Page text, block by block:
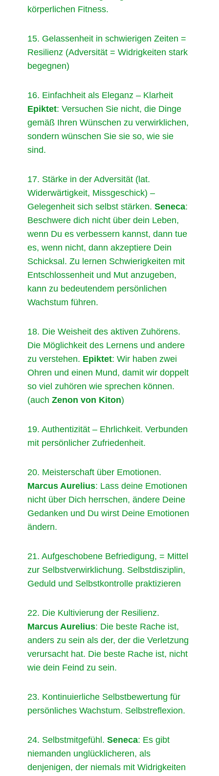
körperlichen Fitness.
15. Gelassenheit in schwierigen Zeiten =
Resilienz (Adversität = Widrigkeiten stark
begegnen)
16. Einfachheit als Eleganz – Klarheit
Epiktet: Versuchen Sie nicht, die Dinge
gemäß Ihren Wünschen zu verwirklichen,
sondern wünschen Sie sie so, wie sie
sind.
17. Stärke in der Adversität (lat.
Widerwärtigkeit, Missgeschick) –
Gelegenheit sich selbst stärken. Seneca:
Beschwere dich nicht über dein Leben,
wenn Du es verbessern kannst, dann tue
es, wenn nicht, dann akzeptiere Dein
Schicksal. Zu lernen Schwierigkeiten mit
Entschlossenheit und Mut anzugeben,
kann zu bedeutendem persönlichen
Wachstum führen.
18. Die Weisheit des aktiven Zuhörens.
Die Möglichkeit des Lernens und andere
zu verstehen. Epiktet: Wir haben zwei
Ohren und einen Mund, damit wir doppelt
so viel zuhören wie sprechen können.
(auch Zenon von Kiton)
19. Authentizität – Ehrlichkeit. Verbunden
mit persönlicher Zufriedenheit.
20. Meisterschaft über Emotionen.
Marcus Aurelius: Lass deine Emotionen
nicht über Dich herrschen, ändere Deine
Gedanken und Du wirst Deine Emotionen
ändern.
21. Aufgeschobene Befriedigung, = Mittel
zur Selbstverwirklichung. Selbstdisziplin,
Geduld und Selbstkontrolle praktizieren
22. Die Kultivierung der Resilienz.
Marcus Aurelius: Die beste Rache ist,
anders zu sein als der, der die Verletzung
verursacht hat. Die beste Rache ist, nicht
wie dein Feind zu sein.
23. Kontinuierliche Selbstbewertung für
persönliches Wachstum. Selbstreflexion.
24. Selbstmitgefühl. Seneca: Es gibt
niemanden unglücklicheren, als
denjenigen, der niemals mit Widrigkeiten